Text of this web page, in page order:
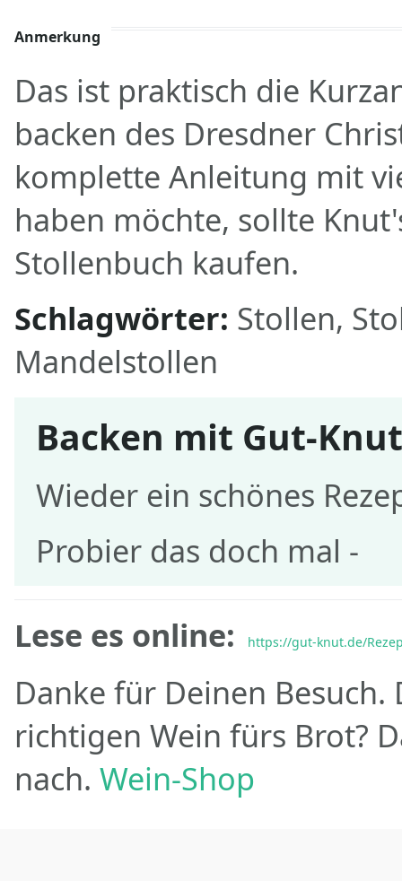
Anmerkung
Das ist praktisch die
backen des Dresdner
komplette Anleitung mit
haben möchte, sollte
Stollenbuch kaufen.
Schlagwörter: Stollen,
Mandelstollen
Backen mit Gut-
Wieder ein schönes
Probier das doch mal -
Lese es online:
https://gut-knut.de/
Danke für Deinen Besuch.
richtigen Wein fürs Brot?
nach. Wein-Shop